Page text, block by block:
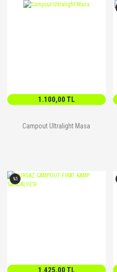
1.100,00 TL
Campout Ultralight Masa
%5
1.425,00 TL